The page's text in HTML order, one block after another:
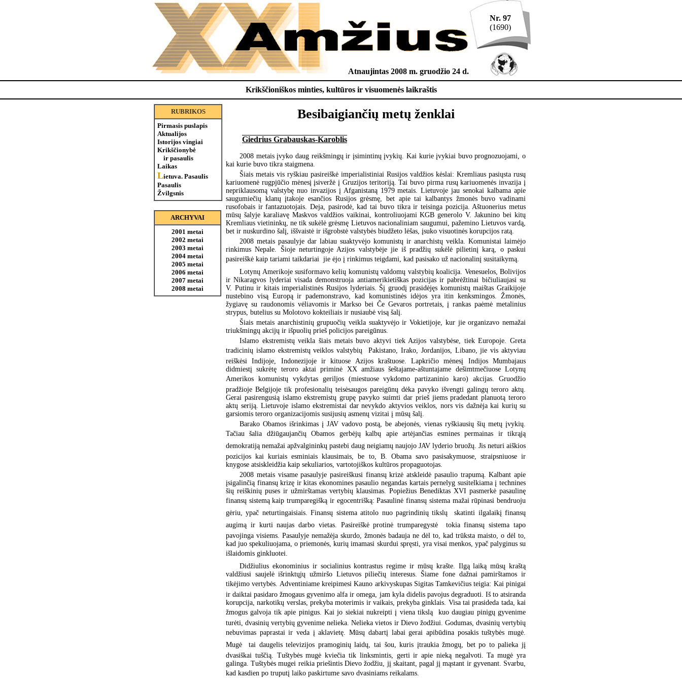
Atnaujintas 2008 m. gruodžio 24 d.
Nr. 97
(1690)
Krikščioniškos minties, kultūros ir visuomenės laikraštis
RUBRIKOS
Pirmasis puslapis
Aktualijos
Istorijos vingiai
Krikščionybė
ir pasaulis
Laikas
Lietuva. Pasaulis
Pasaulis
Žvilgsnis
ARCHYVAI
2001 metai
2002 metai
2003 metai
2004 metai
2005 metai
2006 metai
2007 metai
2008 metai
Besibaigiančių metų ženklai
Giedrius Grabauskas-Karoblis
2008 metais įvyko daug reikšmingų ir įsimintinų įvykių. Kai kurie įvykiai buvo prognozuojami, o
kai kurie buvo tikra staigmena.
Šiais metais vis ryškiau pasireiškė imperialistiniai Rusijos valdžios kėslai: Kremliaus pasiųsta rusų
kariuomenė rugpjūčio mėnesį įsiveržė į Gruzijos teritoriją. Tai buvo pirma rusų kariuomenės invazija į
nepriklausomą valstybę nuo invazijos į Afganistaną 1979 metais. Lietuvoje jau senokai kalbama apie
saugumiečių klanų įtakoje esančios Rusijos grėsmę, bet apie tai kalbantys žmonės buvo vadinami
rusofobais ir fantazuotojais. Deja, pasirodė, kad tai buvo tikra ir teisinga pozicija. Aštuonerius metus
mūsų šalyje karaliavę Maskvos valdžios vaikinai, kontroliuojami KGB generolo V. Jakunino bei kitų
Kremliaus vietininkų, ne tik sukėlė grėsmę Lietuvos nacionaliniam saugumui, pažemino Lietuvos vardą,
bet ir nuskurdino šalį, iššvaistė ir išgrobstė valstybės biudžeto lėšas, įsuko visuotinės korupcijos ratą.
2008 metais pasaulyje dar labiau suaktyvėjo komunistų ir anarchistų veikla. Komunistai laimėjo
rinkimus Nepale. Šioje neturtingoje Azijos valstybėje jie iš pradžių sukėlė pilietinį karą, o paskui
pasireiškė kaip tariami taikdariai  jie ėjo į rinkimus teigdami, kad pasisako už nacionalinį susitaikymą.
Lotynų Amerikoje susiformavo kelių komunistų valdomų valstybių koalicija. Venesuelos, Bolivijos
ir Nikaragvos lyderiai visada demonstruoja antiamerikietiškas pozicijas ir pabrėžtinai bičiuliaujasi su
V. Putinu ir kitais imperialistinės Rusijos lyderiais. Šį gruodį prasidėjęs komunistų maištas Graikijoje
nustebino visą Europą ir pademonstravo, kad komunistinės idėjos yra itin kenksmingos. Žmonės,
žygiavę su raudonomis vėliavomis ir Markso bei Če Gevaros portretais, į rankas paėmė metalinius
strypus, butelius su Molotovo kokteiliais ir nusiaubė visą šalį.
Šiais metais anarchistinių grupuočių veikla suaktyvėjo ir Vokietijoje, kur jie organizavo nemažai
triukšmingų akcijų ir išpuolių prieš policijos pareigūnus.
Islamo ekstremistų veikla šiais metais buvo aktyvi tiek Azijos valstybėse, tiek Europoje. Greta
tradicinių islamo ekstremistų veiklos valstybių  Pakistano, Irako, Jordanijos, Libano, jie vis aktyviau
reiškėsi Indijoje, Indonezijoje ir kituose Azijos kraštuose. Lapkričio mėnesį Indijos Mumbajaus
didmiestį sukrėtę teroro aktai priminė XX amžiaus šeštajame-aštuntajame dešimtmečiuose Lotynų
Amerikos komunistų vykdytas geriljos (miestuose vykdomo partizaninio karo) akcijas. Gruodžio
pradžioje Belgijoje tik profesionalių teisėsaugos pareigūnų dėka pavyko išvengti galingų teroro aktų.
Gerai pasirengusią islamo ekstremistų grupę pavyko suimti dar prieš jiems pradedant planuotą teroro
aktų seriją. Lietuvoje islamo ekstremistai dar nevykdo aktyvios veiklos, nors vis dažnėja kai kurių su
garsiomis teroro organizacijomis susijusių asmenų vizitai į mūsų šalį.
Barako Obamos išrinkimas į JAV vadovo postą, be abejonės, vienas ryškiausių šių metų įvykių.
Tačiau šalia džiūgaujančių Obamos gerbėjų kalbų apie artėjančias esmines permainas ir tikrąją
demokratiją nemažai apžvalgininkų pastebi daug neigiamų naujojo JAV lyderio bruožų. Jis neturi aiškios
pozicijos kai kuriais esminiais klausimais, be to, B. Obama savo pasisakymuose, straipsniuose ir
knygose atsiskleidžia kaip sekuliarios, vartotojiškos kultūros propaguotojas.
2008 metais visame pasaulyje pasireiškusi finansų krizė atskleidė pasaulio trapumą. Kalbant apie
įsigalinčią finansų krizę ir kitas ekonomines pasaulio negandas kartais pernelyg susitelkiama į technines
šių reiškinių puses ir užmirštamas vertybių klausimas. Popiežius Benediktas XVI pasmerkė pasaulinę
finansų sistemą kaip trumparegišką ir egocentrišką: Pasaulinė finansų sistema mažai rūpinasi bendruoju
gėriu, ypač neturtingaisiais. Finansų sistema atitolo nuo pagrindinių tikslų  skatinti ilgalaikį finansų
augimą ir kurti naujas darbo vietas. Pasireiškė protinė trumparegystė  tokia finansų sistema tapo
pavojinga visiems. Pasaulyje nemažėja skurdo, žmonės badauja ne dėl to, kad trūksta maisto, o dėl to,
kad juo spekuliuojama, o priemonės, kurių imamasi skurdui spręsti, yra visai menkos, ypač palyginus su
išlaidomis ginkluotei.
Didžiulius ekonominius ir socialinius kontrastus regime ir mūsų krašte. Ilgą laiką mūsų kraštą
valdžiusi saujelė išrinktųjų užmiršo Lietuvos piliečių interesus. Šiame fone dažnai pamirštamos ir
tikėjimo vertybės. Adventiniame kreipimesi Kauno arkivyskupas Sigitas Tamkevičius teigia: Kai pinigai
ir daiktai pasidaro žmogaus gyvenimo alfa ir omega, jam kyla didelis pavojus degraduoti. Iš to atsiranda
korupcija, narkotikų verslas, prekyba moterimis ir vaikais, prekyba ginklais. Visa tai prasideda tada, kai
žmogus galvoja tik apie pinigus. Kai jo siekiai nukreipti į viena tikslą  kuo daugiau pinigų gyvenime
turėti, dvasinių vertybių gyvenime nelieka. Nelieka vietos ir Dievo žodžiui. Godumas, dvasinių vertybių
nebuvimas paprastai ir veda į aklavietę. Mūsų dabartį labai gerai apibūdina posakis tuštybės mugė.
Mugė  tai daugelis televizijos pramoginių laidų, tai šou, kuris įtraukia žmogų, bet po to palieka jį
dvasiškai tuščią. Tuštybės mugė kviečia tik linksmintis, gerti ir apie nieką negalvoti. Ta mugė yra
galinga. Tuštybės mugei reikia priešintis Dievo žodžiu, jį skaitant, pagal jį mąstant ir gyvenant. Svarbu,
kad kasdien po truputį laiko paskirtume savo dvasiniams reikalams.